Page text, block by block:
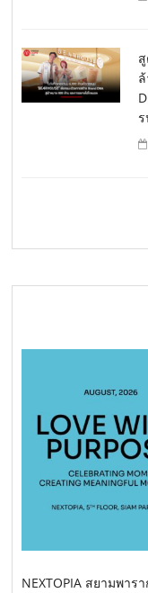
NEXTOPIA สยามพา